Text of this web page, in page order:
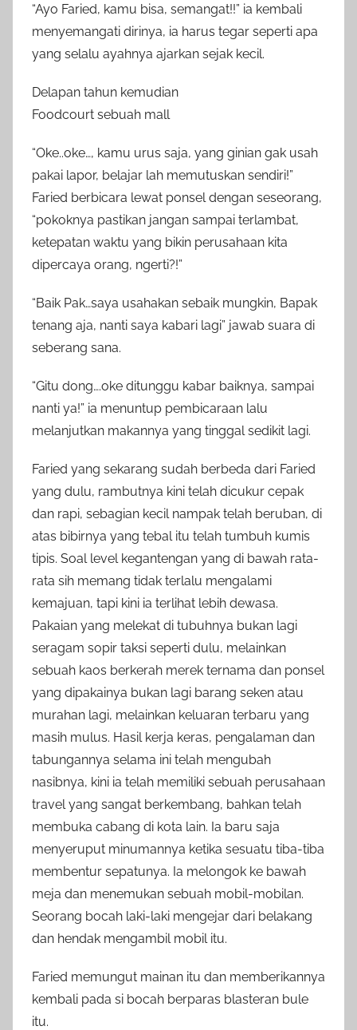
“Ayo Faried, kamu bisa, semangat!!” ia kembali
menyemangati dirinya, ia harus tegar seperti apa
yang selalu ayahnya ajarkan sejak kecil.
Delapan tahun kemudian
Foodcourt sebuah mall
“Oke..oke…, kamu urus saja, yang ginian gak usah
pakai lapor, belajar lah memutuskan sendiri!”
Faried berbicara lewat ponsel dengan seseorang,
“pokoknya pastikan jangan sampai terlambat,
ketepatan waktu yang bikin perusahaan kita
dipercaya orang, ngerti?!”
“Baik Pak…saya usahakan sebaik mungkin, Bapak
tenang aja, nanti saya kabari lagi” jawab suara di
seberang sana.
“Gitu dong….oke ditunggu kabar baiknya, sampai
nanti ya!” ia menuntup pembicaraan lalu
melanjutkan makannya yang tinggal sedikit lagi.
Faried yang sekarang sudah berbeda dari Faried
yang dulu, rambutnya kini telah dicukur cepak
dan rapi, sebagian kecil nampak telah beruban, di
atas bibirnya yang tebal itu telah tumbuh kumis
tipis. Soal level kegantengan yang di bawah rata-
rata sih memang tidak terlalu mengalami
kemajuan, tapi kini ia terlihat lebih dewasa.
Pakaian yang melekat di tubuhnya bukan lagi
seragam sopir taksi seperti dulu, melainkan
sebuah kaos berkerah merek ternama dan ponsel
yang dipakainya bukan lagi barang seken atau
murahan lagi, melainkan keluaran terbaru yang
masih mulus. Hasil kerja keras, pengalaman dan
tabungannya selama ini telah mengubah
nasibnya, kini ia telah memiliki sebuah perusahaan
travel yang sangat berkembang, bahkan telah
membuka cabang di kota lain. Ia baru saja
menyeruput minumannya ketika sesuatu tiba-tiba
membentur sepatunya. Ia melongok ke bawah
meja dan menemukan sebuah mobil-mobilan.
Seorang bocah laki-laki mengejar dari belakang
dan hendak mengambil mobil itu.
Faried memungut mainan itu dan memberikannya
kembali pada si bocah berparas blasteran bule
itu.